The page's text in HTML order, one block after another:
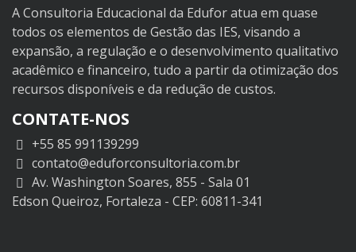
A Consultoria Educacional da Edufor atua em quase
todos os elementos de Gestão das IES, visando a
expansão, a regulação e o desenvolvimento qualitativo
acadêmico e financeiro, tudo a partir da otimização dos
recursos disponíveis e da redução de custos.
CONTATE-NOS
+55 85 991139299
contato@eduforconsultoria.com.br
Av. Washington Soares, 855 - Sala 01
Edson Queiroz, Fortaleza - CEP: 60811-341